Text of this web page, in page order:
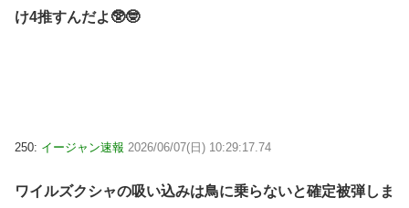
け4推すんだよ🥸🤓
250: イージャン速報 2026/06/07(日) 10:29:17.74
ワイルズクシャの吸い込みは鳥に乗らないと確定被弾しま